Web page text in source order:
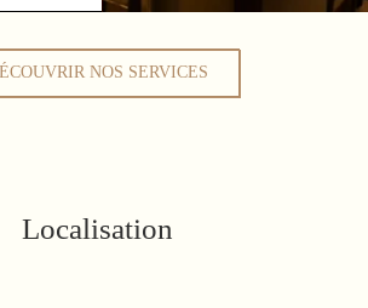
NOS SERVICES
Localisation